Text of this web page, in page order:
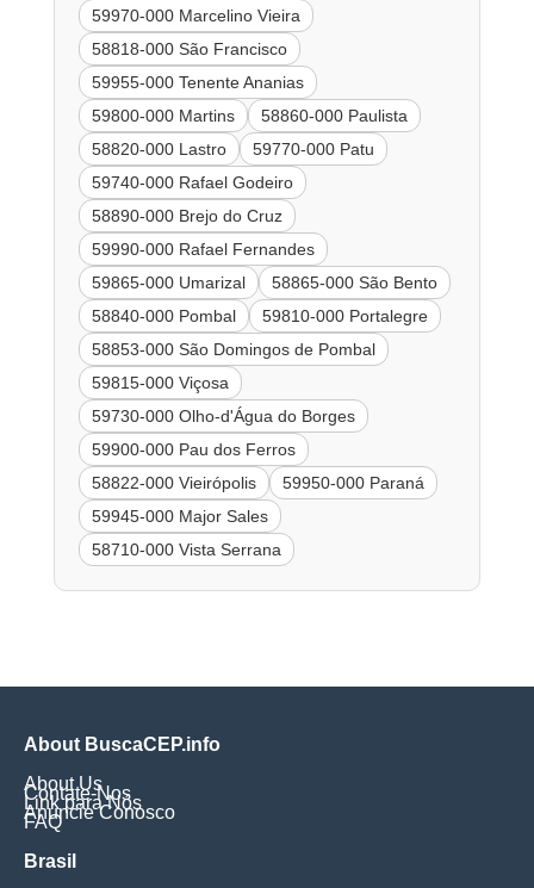
59970-000 Marcelino Vieira
58818-000 São Francisco
59955-000 Tenente Ananias
59800-000 Martins
58860-000 Paulista
58820-000 Lastro
59770-000 Patu
59740-000 Rafael Godeiro
58890-000 Brejo do Cruz
59990-000 Rafael Fernandes
59865-000 Umarizal
58865-000 São Bento
58840-000 Pombal
59810-000 Portalegre
58853-000 São Domingos de Pombal
59815-000 Viçosa
59730-000 Olho-d'Água do Borges
59900-000 Pau dos Ferros
58822-000 Vieirópolis
59950-000 Paraná
59945-000 Major Sales
58710-000 Vista Serrana
About BuscaCEP.info
About Us
Contate-Nos
Link para Nós
Anuncie Conosco
FAQ
Brasil